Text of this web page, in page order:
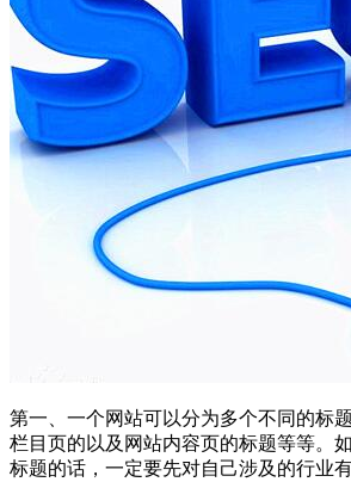
第一、一个网站可以分为多个不同的标
栏目页的以及网站内容页的标题等等。
标题的话，一定要先对自己涉及的行业